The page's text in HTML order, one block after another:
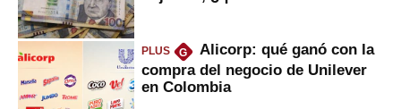
PLUS G
Alicorp: qué ganó con la
compra del negocio de Unilever
en Colombia